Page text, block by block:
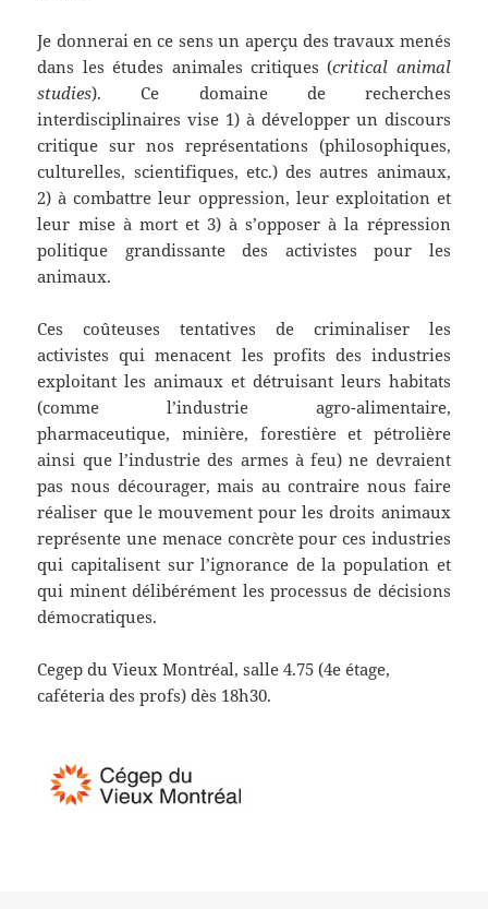
Je donnerai en ce sens un aperçu des travaux menés
dans les études animales critiques (critical animal
studies). Ce domaine de recherches
interdisciplinaires vise 1) à développer un discours
critique sur nos représentations (philosophiques,
culturelles, scientifiques, etc.) des autres animaux,
2) à combattre leur oppression, leur exploitation et
leur mise à mort et 3) à s’opposer à la répression
politique grandissante des activistes pour les
animaux.
Ces coûteuses tentatives de criminaliser les
activistes qui menacent les profits des industries
exploitant les animaux et détruisant leurs habitats
(comme l’industrie agro-alimentaire,
pharmaceutique, minière, forestière et pétrolière
ainsi que l’industrie des armes à feu) ne devraient
pas nous décourager, mais au contraire nous faire
réaliser que le mouvement pour les droits animaux
représente une menace concrète pour ces industries
qui capitalisent sur l’ignorance de la population et
qui minent délibérément les processus de décisions
démocratiques.
Cegep du Vieux Montréal, salle 4.75 (4e étage,
caféteria des profs) dès 18h30.